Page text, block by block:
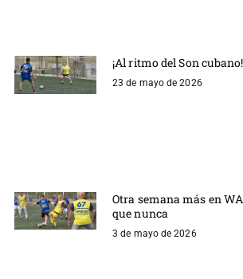
¡Al ritmo del Son cubano!
23 de mayo de 2026
Otra semana más en
que nunca
3 de mayo de 2026